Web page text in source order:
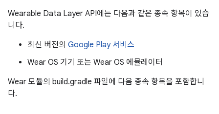
Wearable Data Layer API에는 다음과 같은 종속 항목이 있습
니다.
최신 버전의 Google Play 서비스
Wear OS 기기 또는 Wear OS 에뮬레이터
Wear 모듈의 build.gradle 파일에 다음 종속 항목을 포함합니
다.